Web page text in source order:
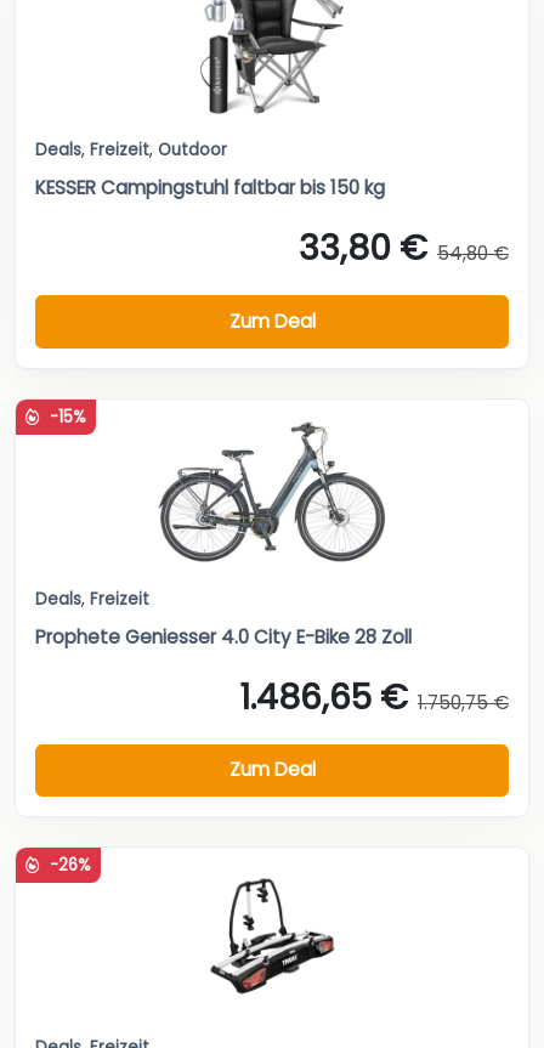
Deals, Freizeit, Outdoor
KESSER Campingstuhl faltbar bis 150 kg
33,80 € 54,80 €
Zum Deal
-15%
Deals, Freizeit
Prophete Geniesser 4.0 City E-Bike 28 Zoll
1.486,65 € 1.750,75 €
Zum Deal
-26%